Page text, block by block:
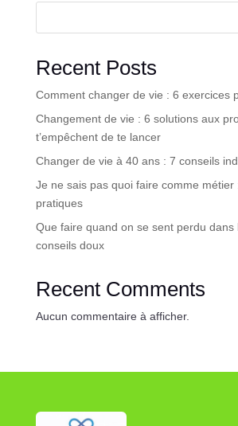
Recent Posts
Comment changer de vie : 6 exercices
Changement de vie : 6 solutions aux
t’empêchent de te lancer
Changer de vie à 40 ans : 7 conseils
Je ne sais pas quoi faire comme métier
pratiques
Que faire quand on se sent perdu dans
conseils doux
Recent Comments
Aucun commentaire à afficher.